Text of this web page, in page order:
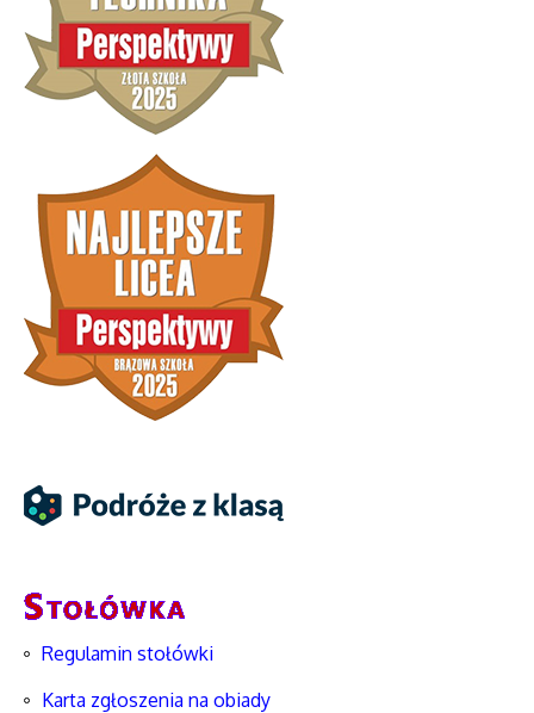
Regulamin stołówki
Karta zgłoszenia na obiady